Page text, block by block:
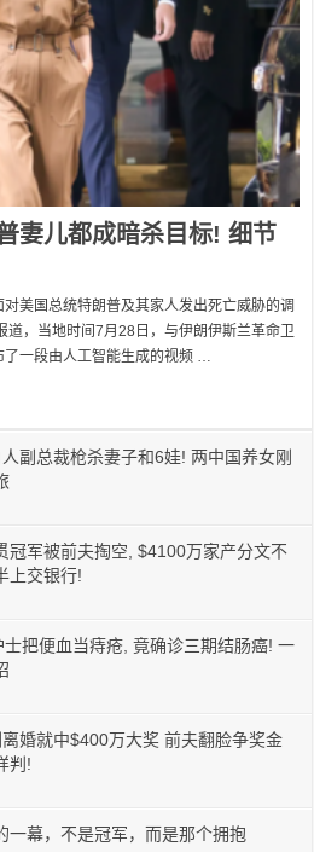
妻儿都成暗杀目标! 细节
美国总统特朗普及其家人发出死亡威胁的调
道，当地时间7月28日，与伊朗伊斯兰革命卫
了一段由人工智能生成的视频 …
副总裁枪杀妻子和6娃! 两中国养女刚
冠军被前夫掏空, $4100万家产分文不
上交银行!
把便血当痔疮, 竟确诊三期结肠癌! 一
婚就中$400万大奖 前夫翻脸争奖金
判!
一幕，不是冠军，而是那个拥抱